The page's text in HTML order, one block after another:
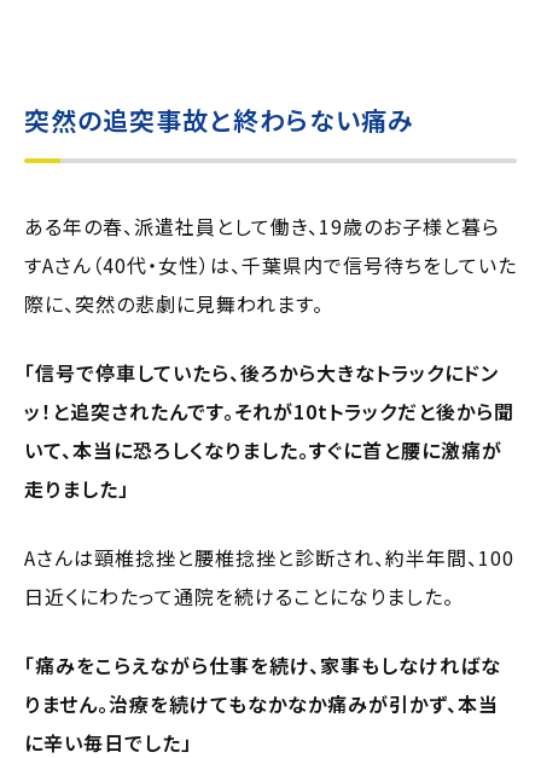
突然の追突事故と終わらない痛み
ある年の春、派遣社員として働き、19歳のお子様と暮ら
すAさん（40代・女性）は、千葉県内で信号待ちをしていた
際に、突然の悲劇に見舞われます。
「信号で停車していたら、後ろから大きなトラックにドン
ッ！と追突されたんです。それが10tトラックだと後から聞
いて、本当に恐ろしくなりました。すぐに首と腰に激痛が
走りました」
Aさんは頸椎捻挫と腰椎捻挫と診断され、約半年間、100
日近くにわたって通院を続けることになりました。
「痛みをこらえながら仕事を続け、家事もしなければな
りません。治療を続けてもなかなか痛みが引かず、本当
に辛い毎日でした」